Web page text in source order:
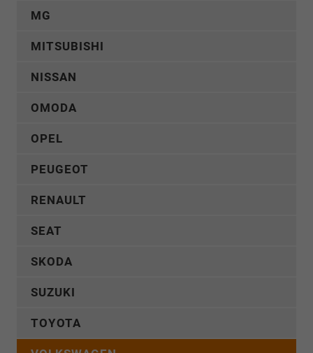
MG
MITSUBISHI
NISSAN
OMODA
OPEL
PEUGEOT
RENAULT
SEAT
SKODA
SUZUKI
TOYOTA